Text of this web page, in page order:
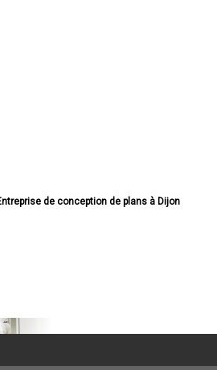
de conception de plans à Dijon
conception de plans à Chevigny-Saint-Sauveur
de conception de plans à Auxonne
de conception de plans à Saint-Apollinaire